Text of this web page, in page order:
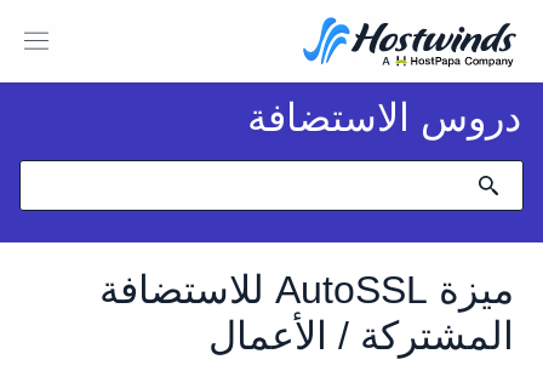
دروس الاستضافة
ميزة AutoSSL للاستضافة
المشتركة / الأعمال